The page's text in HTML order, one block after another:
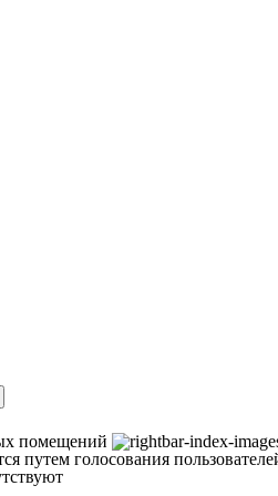
помещений
путем голосования